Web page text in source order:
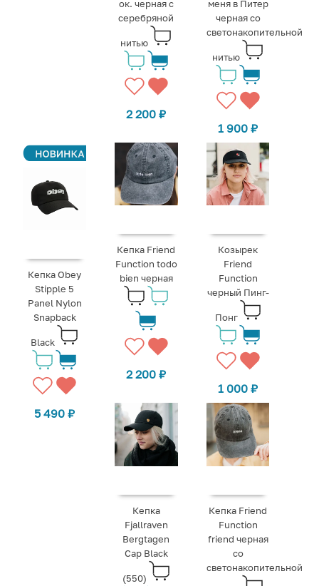
ок. черная с
серебряной
нитью
2 200₽
меня в Питер
черная со
светонакопительной
нитью
1 900₽
Кепка Obey
Stipple 5
Panel Nylon
Snapback
Black
5 490₽
Кепка Friend
Function todo
bien черная
2 200₽
Козырек
Friend
Function
черный Пинг-
Понг
1 000₽
Кепка
Fjallraven
Bergtagen
Cap Black
(550)
Кепка Friend
Function
friend черная
со
светонакопительной